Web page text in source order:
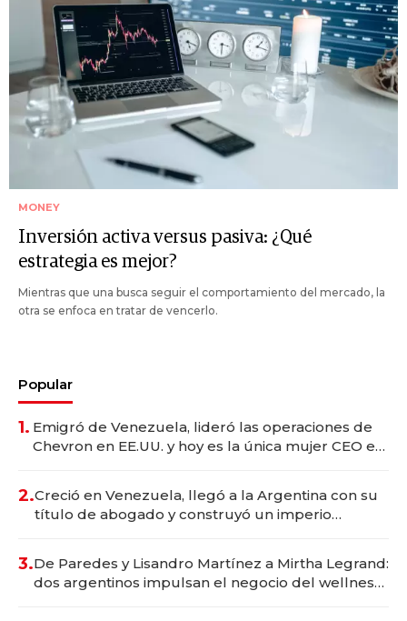
MONEY
Inversión activa versus pasiva: ¿Qué
estrategia es mejor?
Mientras que una busca seguir el comportamiento del mercado, la
otra se enfoca en tratar de vencerlo.
Popular
1. Emigró de Venezuela, lideró las operaciones de
Chevron en EE.UU. y hoy es la única mujer CEO en
2.Creció en Venezuela, llegó a la Argentina con su
título de abogado y construyó un imperio
3.De Paredes y Lisandro Martínez a Mirtha Legrand:
dos argentinos impulsan el negocio del wellness